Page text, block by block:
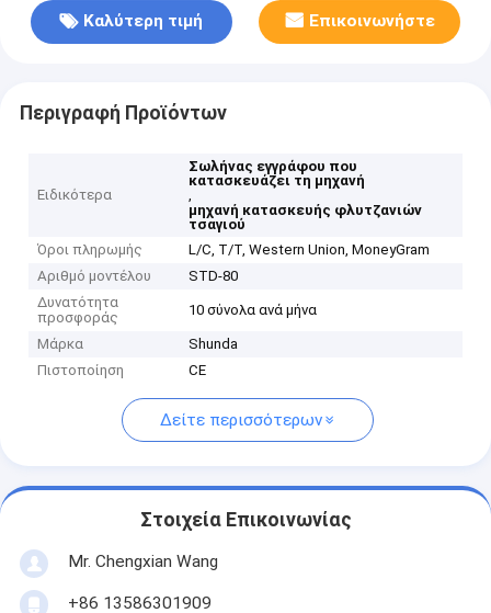
Καλύτερη τιμή Επικοινωνήστε
Περιγραφή Προϊόντων
Ειδικότερα
Σωλήνας εγγράφου που
κατασκευάζει τη μηχανή
,
μηχανή κατασκευής φλυτζανιών
τσαγιού
Όροι πληρωμής
L/C, T/T, Western Union, MoneyGram
Αριθμό μοντέλου
STD-80
Δυνατότητα
προσφοράς
10 σύνολα ανά μήνα
Μάρκα
Shunda
Πιστοποίηση
CE
Δείτε περισσότερων
Στοιχεία Επικοινωνίας
Mr. Chengxian Wang
+86 13586301909